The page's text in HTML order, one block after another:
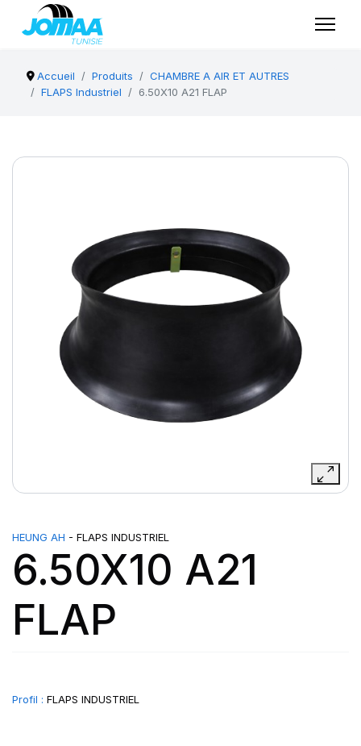
Accueil Produits
CHAMBRE A AIR ET AUTRES
FLAPS Industriel
6.50X10 A21 FLAP
HEUNG AH - FLAPS INDUSTRIEL
6.50X10 A21
FLAP
Profil : FLAPS INDUSTRIEL